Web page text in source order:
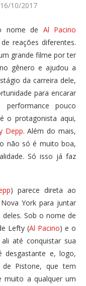
16/10/2017
nome de Al Pacino
reações diferentes.
grande filme por ter
gênero e ajudou a
da carreira dele,
para encarar
pouco
o protagonista aqui,
Depp. Além do mais,
não só é muito boa,
Só isso já faz
) parece direta ao
York para juntar
Sob o nome de
Lefty (Al Pacino) e o
até conquistar sua
e, logo,
Pistone, que tem
muito a qualquer um